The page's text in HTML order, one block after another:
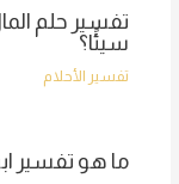
تفسير حلم
سيئًا؟
تفسير الأحلام
ما هو تفسير